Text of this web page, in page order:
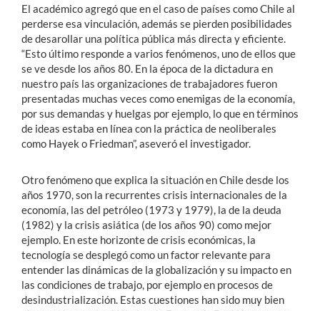
El académico agregó que en el caso de países como Chile al
perderse esa vinculación, además se pierden posibilidades
de desarollar una política pública más directa y eficiente.
“Esto último responde a varios fenómenos, uno de ellos que
se ve desde los años 80. En la época de la dictadura en
nuestro país las organizaciones de trabajadores fueron
presentadas muchas veces como enemigas de la economía,
por sus demandas y huelgas por ejemplo, lo que en términos
de ideas estaba en línea con la práctica de neoliberales
como Hayek o Friedman”, aseveró el investigador.
Otro fenómeno que explica la situación en Chile desde los
años 1970, son la recurrentes crisis internacionales de la
economía, las del petróleo (1973 y 1979), la de la deuda
(1982) y la crisis asiática (de los años 90) como mejor
ejemplo. En este horizonte de crisis económicas, la
tecnología se desplegó como un factor relevante para
entender las dinámicas de la globalización y su impacto en
las condiciones de trabajo, por ejemplo en procesos de
desindustrialización. Estas cuestiones han sido muy bien